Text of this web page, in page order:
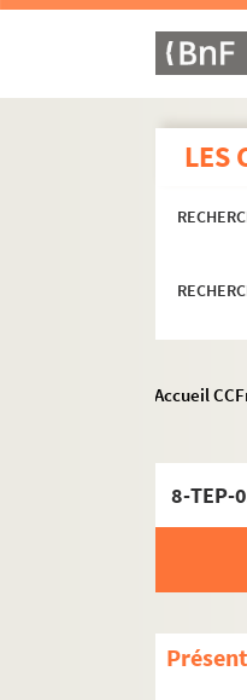
LES
Accueil
8-TEP-